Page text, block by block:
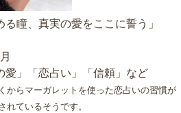
る瞳、真実の愛をここに誓う」
愛」「恋占い」「信頼」など
からマーガレットを使った恋占いの習慣が
れているそうです。